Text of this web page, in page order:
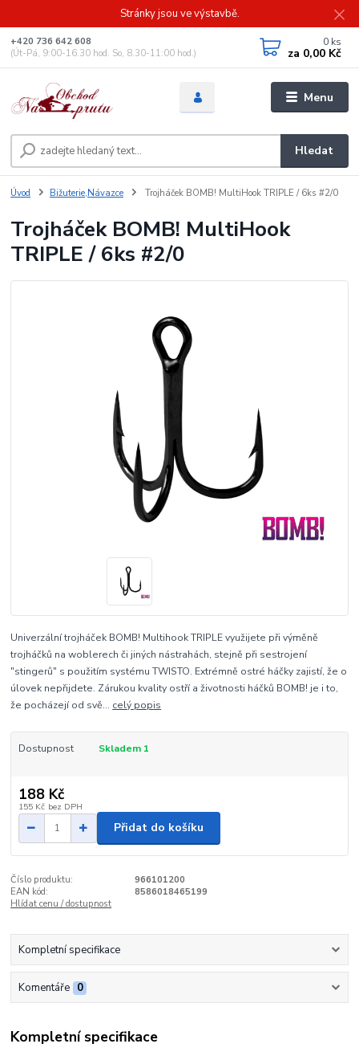
Stránky jsou ve výstavbě.
Menu
Hledat
+420 736 642 608
(Út-Pá, 9:00-16.30 hod. So, 8.30-11:00 hod.)
0 ks
za 0,00 Kč
Úvod Bižuterie,Návazce Trojháček BOMB! MultiHook TRIPLE / 6ks #2/0
Trojháček BOMB! MultiHook
TRIPLE / 6ks #2/0
Univerzální trojháček BOMB! Multihook TRIPLE využijete při výměně
trojháčků na woblerech či jiných nástrahách, stejně při sestrojení
"stingerů" s použitím systému TWISTO. Extrémně ostré háčky zajistí, že o
úlovek nepřijdete. Zárukou kvality ostří a životnosti háčků BOMB! je i to,
že pocházejí od svě... celý popis
Dostupnost Skladem 1
188 Kč
155 Kč bez DPH
Přidat do košíku
Číslo produktu:
966101200
EAN kód:
8586018465199
Hlídat cenu / dostupnost
Kompletní specifikace
Komentáře 0
Kompletní specifikace